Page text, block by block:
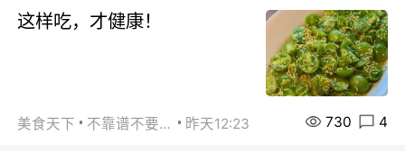
这样吃，才健康！
美食天下 不靠谱不要联系 昨天12:23 730 4